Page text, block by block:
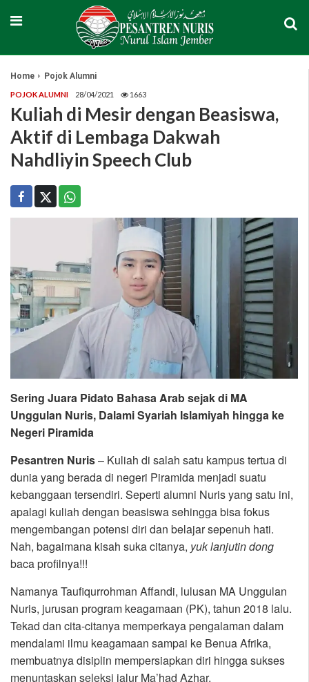
Home Pojok Alumni
POJOK ALUMNI 28/04/2021 1663
Kuliah di Mesir dengan Beasiswa,
Aktif di Lembaga Dakwah
Nahdliyin Speech Club
Sering Juara Pidato Bahasa Arab sejak di MA
Unggulan Nuris, Dalami Syariah Islamiyah hingga ke
Negeri Piramida
Pesantren Nuris– Kuliah di salah satu kampus tertua di
dunia yang berada di negeri Piramida menjadi suatu
kebanggaan tersendiri. Seperti alumni Nuris yang satu ini,
apalagi kuliah dengan beasiswa sehingga bisa fokus
mengembangan potensi diri dan belajar sepenuh hati.
Nah, bagaimana kisah suka citanya, yuklanjutindong
baca profilnya!!!
Namanya Taufiqurrohman Affandi, lulusan MA Unggulan
Nuris, jurusan program keagamaan (PK), tahun 2018 lalu.
Tekad dan cita-citanya memperkaya pengalaman dalam
mendalami ilmu keagamaan sampai ke Benua Afrika,
membuatnya disiplin mempersiapkan diri hingga sukses
menuntaskan seleksi jalur Ma’had Azhar.